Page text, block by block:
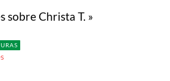
sobre Christa T. »